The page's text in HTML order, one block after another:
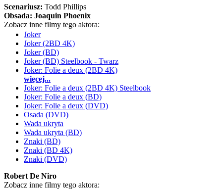
Scenariusz: Todd Phillips
Obsada: Joaquin Phoenix
Zobacz inne filmy tego aktora:
Joker
Joker (2BD 4K)
Joker (BD)
Joker (BD) Steelbook - Twarz
Joker: Folie a deux (2BD 4K)
więcej...
Joker: Folie a deux (2BD 4K) Steelbook
Joker: Folie a deux (BD)
Joker: Folie a deux (DVD)
Osada (DVD)
Wada ukryta
Wada ukryta (BD)
Znaki (BD)
Znaki (BD 4K)
Znaki (DVD)
Robert De Niro
Zobacz inne filmy tego aktora: